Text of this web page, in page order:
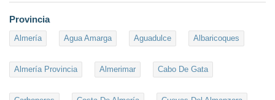
Provincia
Almería Agua Amarga Aguadulce Albaricoques
Almería Provincia Almerimar Cabo De Gata